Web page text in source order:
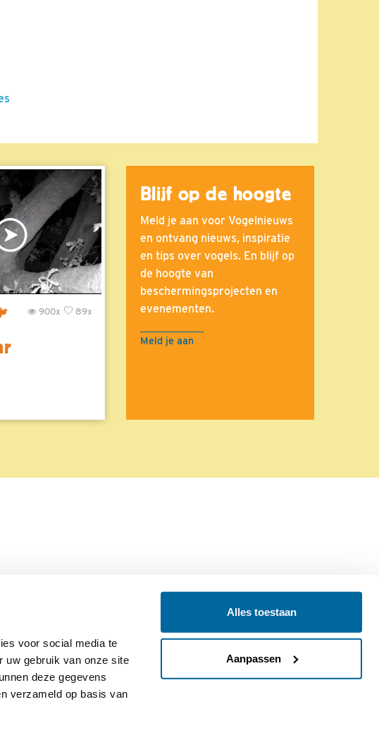
voor social media te
uw gebruik van onze site
deze gegevens
verzameld op basis van
Alles toestaan
Aanpassen
89x
900x
Blijf op de hoogte
Meld je aan voor Vogelnieuws
en ontvang nieuws, inspiratie
en tips over vogels. En blijf op
de hoogte van
beschermingsprojecten en
evenementen.
Meld je aan
Colofon